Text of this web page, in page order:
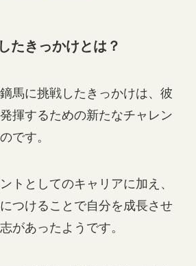
たきっかけとは？
馬に挑戦したきっかけは、彼
揮するための新たなチャレン
です。
トとしてのキャリアに加え、
つけることで自分を成長させ
があったようです。